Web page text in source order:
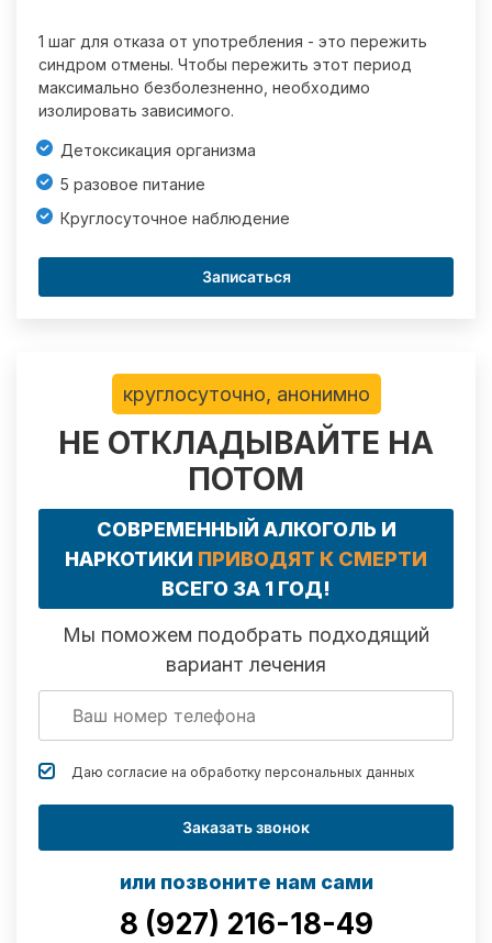
1 шаг для отказа от употребления - это пережить
синдром отмены. Чтобы пережить этот период
максимально безболезненно, необходимо
изолировать зависимого.
Детоксикация организма
5 разовое питание
Круглосуточное наблюдение
Записаться
круглосуточно, анонимно
НЕ ОТКЛАДЫВАЙТЕ НА
ПОТОМ
СОВРЕМЕННЫЙ АЛКОГОЛЬ И
НАРКОТИКИ ПРИВОДЯТ К СМЕРТИ
ВСЕГО ЗА 1 ГОД!
Мы поможем подобрать подходящий
вариант лечения
Даю согласие на обработку персональных данных
Заказать звонок
или позвоните нам сами
8 (927) 216-18-49